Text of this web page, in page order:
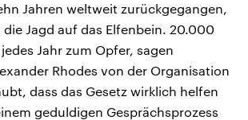
Jahren weltweit zurückgegangen,
Jagd auf das Elfenbein. 20.000
Jahr zum Opfer, sagen
Rhodes von der Organisation
dass das Gesetz wirklich helfen
geduldigen Gesprächsprozess